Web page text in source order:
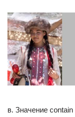
в. Значение contain